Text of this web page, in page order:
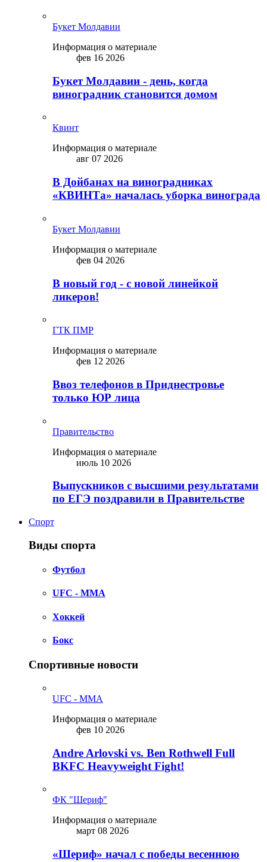
Букет Молдавии
Информация о материале
фев 16 2026
Букет Молдавии - день, когда
виноградник становится домом
Квинт
Информация о материале
авг 07 2026
В Дойбанах на виноградниках
«КВИНТа» началась уборка винограда
Букет Молдавии
Информация о материале
фев 04 2026
В новый год - с новой линейкой
ликepoв!
ГТК ПМР
Информация о материале
фев 12 2026
Ввоз телефонов в Приднестровье
только ЮР лица
Правительство
Информация о материале
июль 10 2026
Выпускников с высшими результатами
по ЕГЭ поздравили в Правительстве
Спорт
Виды спорта
Футбол
UFC - MMA
Хоккей
Бокс
Спортивные новости
UFC - MMA
Информация о материале
фев 10 2026
Andre Arlovski vs. Ben Rothwell Full
BKFC Heavyweight Fight!
ФК "Шериф"
Информация о материале
март 08 2026
«Шериф» начал с победы весеннюю